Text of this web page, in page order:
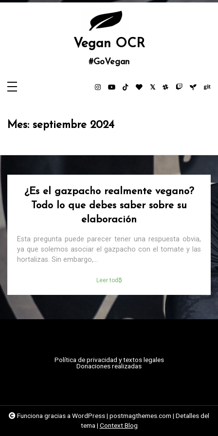
Saltar
Vegan OCR
#GoVegan
Mes: septiembre 2024
¿Es el gazpacho realmente vegano?
Todo lo que debes saber sobre su
elaboración
Esta pregunta puede parecer tener una respuesta obvia,
ya que solemos asociar el gazpacho con el tomate y las
hortalizas. Sin embargo,...
Leer todo
Política de privacidad y textos legales
Donaciones realizadas
Funciona gracias a WordPress| postmagthemes.com | Detalles del
tema | Context Blog